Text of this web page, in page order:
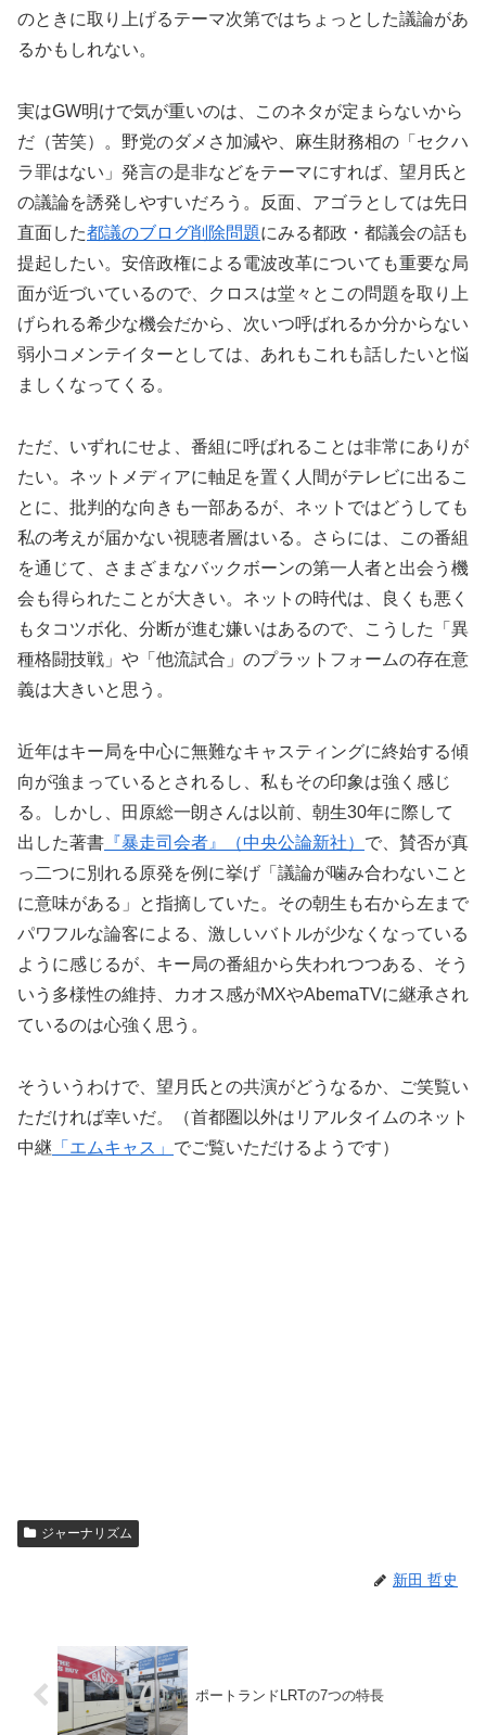
のときに取り上げるテーマ次第ではちょっとした議論があ
るかもしれない。
実はGW明けで気が重いのは、このネタが定まらないから
だ（苦笑）。野党のダメさ加減や、麻生財務相の「セクハ
ラ罪はない」発言の是非などをテーマにすれば、望月氏と
の議論を誘発しやすいだろう。反面、アゴラとしては先日
直面した都議のブログ削除問題にみる都政・都議会の話も
提起したい。安倍政権による電波改革についても重要な局
面が近づいているので、クロスは堂々とこの問題を取り上
げられる希少な機会だから、次いつ呼ばれるか分からない
弱小コメンテイターとしては、あれもこれも話したいと悩
ましくなってくる。
ただ、いずれにせよ、番組に呼ばれることは非常にありが
たい。ネットメディアに軸足を置く人間がテレビに出るこ
とに、批判的な向きも一部あるが、ネットではどうしても
私の考えが届かない視聴者層はいる。さらには、この番組
を通じて、さまざまなバックボーンの第一人者と出会う機
会も得られたことが大きい。ネットの時代は、良くも悪く
もタコツボ化、分断が進む嫌いはあるので、こうした「異
種格闘技戦」や「他流試合」のプラットフォームの存在意
義は大きいと思う。
近年はキー局を中心に無難なキャスティングに終始する傾
向が強まっているとされるし、私もその印象は強く感じ
る。しかし、田原総一朗さんは以前、朝生30年に際して
出した著書 『暴走司会者』（中央公論新社） で、賛否が真
っ二つに別れる原発を例に挙げ「議論が噛み合わないこと
に意味がある」と指摘していた。その朝生も右から左まで
パワフルな論客による、激しいバトルが少なくなっている
ように感じるが、キー局の番組から失われつつある、そう
いう多様性の維持、カオス感がMXやAbemaTVに継承され
ているのは心強く思う。
そういうわけで、望月氏との共演がどうなるか、ご笑覧い
ただければ幸いだ。（首都圏以外はリアルタイムのネット
中継 「エムキャス」 でご覧いただけるようです）
ジャーナリズム
新田 哲史
ポートランドLRTの7つの特長